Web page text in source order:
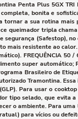
Penta Plus 5GX
bonita e
tornar a sua rotina mais
queimador tripla
segurança (Safestop),
mais resistente ao calor.
FREQUÊNCIA 50
super automático;
Brasileiro de
Tramontina.
Para usar o
tipo selado, que evita
o ambiente. Para
para vícios ou